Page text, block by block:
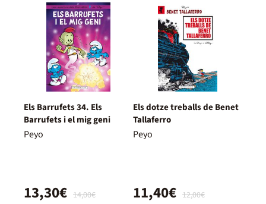
Els Barrufets 34. Els
Barrufets i el mig geni
Peyo
14,00€
13,30€
Els dotze treballs de Benet
Tallaferro
Peyo
12,00€
11,40€